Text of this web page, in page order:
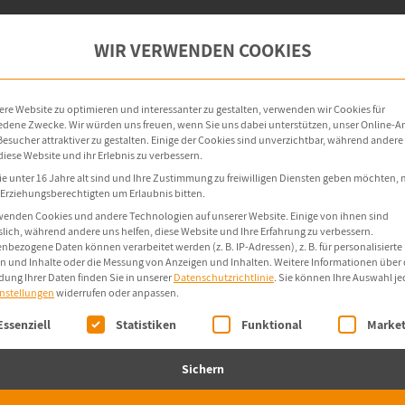
Management OT-Security
WIR VERWENDEN COOKIES
Website zu optimieren und interessanter zu gestalten, verwenden wir Cookies für
Zwecke. Wir würden uns freuen, wenn Sie uns dabei unterstützen, unser Online-
attraktiver zu gestalten. Einige der Cookies sind unverzichtbar, während
Website und ihr Erlebnis zu verbessern.
unter 16 Jahre alt sind und Ihre Zustimmung zu freiwilligen Diensten geben möchten,
um Erlaubnis bitten.
Cookies und andere Technologien auf unserer Website. Einige von ihnen sind
während andere uns helfen, diese Website und Ihre Erfahrung zu verbessern.
Daten können verarbeitet werden (z. B. IP-Adressen), z. B. für personalisierte
und Inhalte oder die Messung von Anzeigen und Inhalten.Weitere Informationen über
Ihrer Daten finden Sie in unsererDatenschutzrichtlinie.Sie können Ihre Auswahl
widerrufen oder anpassen.
eine Liste der Service-Gruppen, für die eine
Statistiken Funktional
Sichern